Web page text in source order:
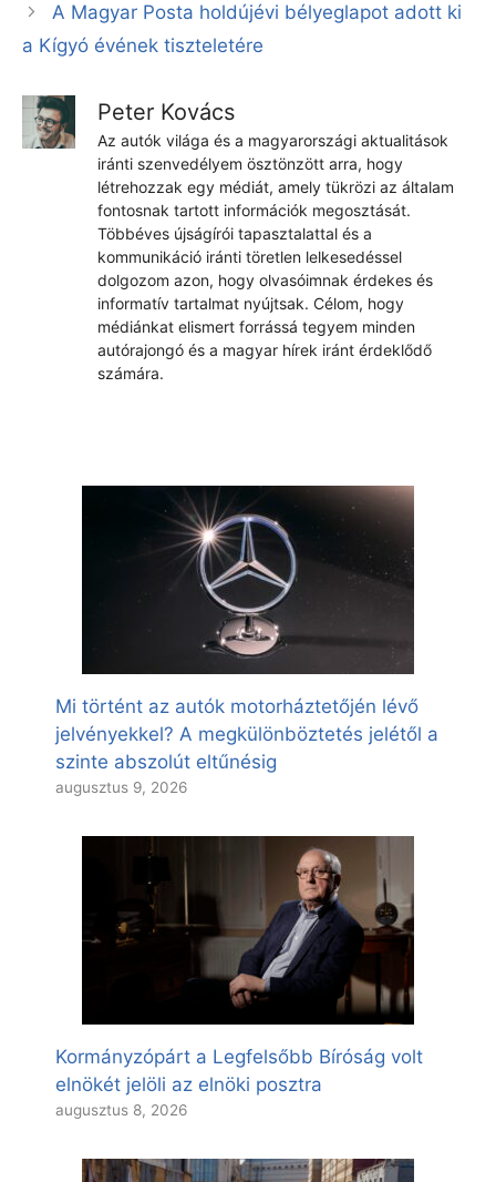
A Magyar Posta holdújévi bélyeglapot adott ki
a Kígyó évének tiszteletére
Peter Kovács
Az autók világa és a magyarországi aktualitások
iránti szenvedélyem ösztönzött arra, hogy
létrehozzak egy médiát, amely tükrözi az általam
fontosnak tartott információk megosztását.
Többéves újságírói tapasztalattal és a
kommunikáció iránti töretlen lelkesedéssel
dolgozom azon, hogy olvasóimnak érdekes és
informatív tartalmat nyújtsak. Célom, hogy
médiánkat elismert forrássá tegyem minden
autórajongó és a magyar hírek iránt érdeklődő
számára.
Mi történt az autók motorháztetőjén lévő
jelvényekkel? A megkülönböztetés jelétől a
szinte abszolút eltűnésig
augusztus 9, 2026
Kormányzópárt a Legfelsőbb Bíróság volt
elnökét jelöli az elnöki posztra
augusztus 8, 2026